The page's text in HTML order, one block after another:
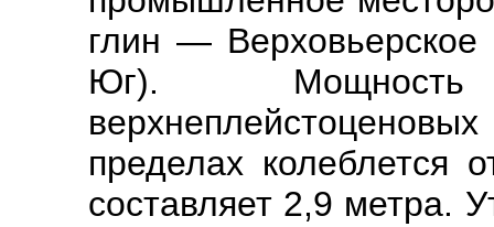
глин —
Юг).
пределах
составляет 2,9 метра.